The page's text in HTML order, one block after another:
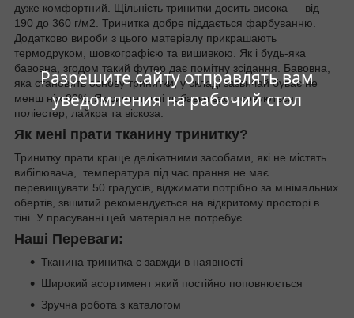
Разрешите сайту отправлять вам
уведомления на рабочий стол
дуже комфортний. Щільність тринитки досить висока — від
190 до 360 г/м2. Тринитка добре піддається фарбуванню.
Додатково вироби з цього матеріалу прикрашають
термодруком, шовкографією та вишивкою. Як і будь-яка
бавовна, згодом такий футер дає помітну зсідання. Бавовна,
яка становить основу тринитки, у складі зазвичай буває не
менш ніж 80%. Як синтетичні добавки застосовуються
поліестер, лайкра та віскоза.
Як мені прати тканину тринитку?
Тринитку прати краще делікатними засобами, які не містять
вибілювача, температура під час прання не має
перевищувати 50 градусів, віджимати потрібно за мінімальних
обертів, звшитий рекомендується на відкритому просторі в
тіні. У прасуванні цей матеріал не потребує.
Наші Переваги:
Тканина тринитка є завжди в наявності
Широкий асортимент який постійно поповнюється
Зручна робота з каталогом